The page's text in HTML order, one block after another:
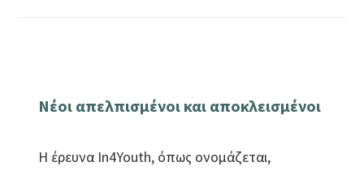
Νέοι απελπισμένοι και αποκλεισμένοι
Η έρευνα In4Youth, όπως ονομάζεται,